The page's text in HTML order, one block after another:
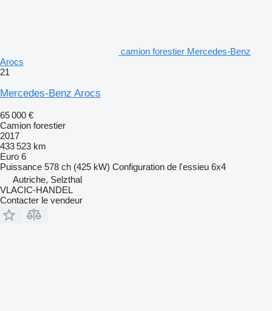
camion forestier Mercedes-Benz
Arocs
21
Mercedes-Benz Arocs
65 000 €
Camion forestier
2017
433 523 km
Euro 6
Puissance 578 ch (425 kW) Configuration de l'essieu 6x4
Autriche, Selzthal
VLACIC-HANDEL
Contacter le vendeur